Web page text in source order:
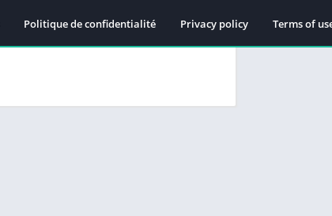
Politique de confidentialité Privacy policy Terms of